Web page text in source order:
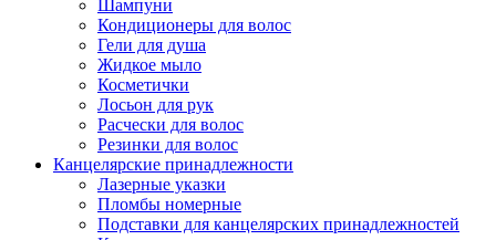
Шампуни
Кондиционеры для волос
Гели для душа
Жидкое мыло
Косметички
Лосьон для рук
Расчески для волос
Резинки для волос
Канцелярские принадлежности
Лазерные указки
Пломбы номерные
Подставки для канцелярских принадлежностей